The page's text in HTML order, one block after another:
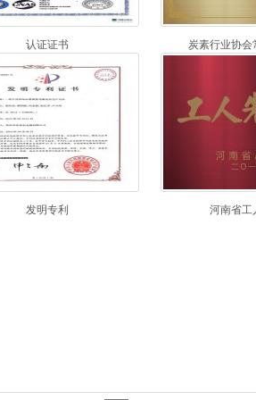
认证证书 炭素行业协会
发明专利 河南省工